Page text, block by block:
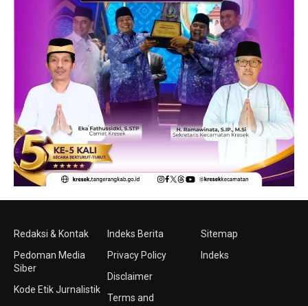
Redaksi & Kontak
Pedoman Media
Siber
Kode Etik Jurnalistik
Indeks Berita
Privacy Policy
Disclaimer
Terms and
Sitemap
Indeks